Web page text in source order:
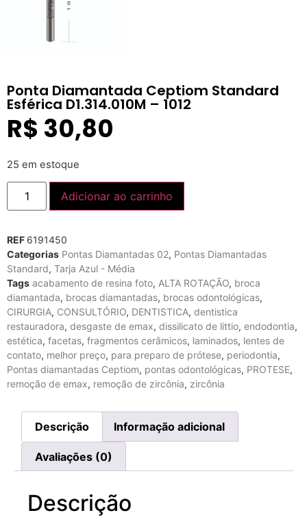
Ponta Diamantada Ceptiom Standard
Esférica D1.314.010M – 1012
R$ 30,80
25 em estoque
Adicionar ao carrinho
REF 6191450
Categorias Pontas Diamantadas 02, Pontas Diamantadas
Standard, Tarja Azul - Média
Tags acabamento de resina foto, ALTA ROTAÇÃO, broca
diamantada, brocas diamantadas, brocas odontológicas,
CIRURGIA, CONSULTÓRIO, DENTISTICA, dentistica
restauradora, desgaste de emax, dissilicato de littio, endodontia,
estética, facetas, fragmentos cerâmicos, laminados, lentes de
contato, melhor preço, para preparo de prótese, periodontia,
Pontas diamantadas Ceptiom, pontas odontológicas, PROTESE,
remoção de emax, remoção de zircônia, zircônia
Descrição Informação adicional
Avaliações (0)
Descrição